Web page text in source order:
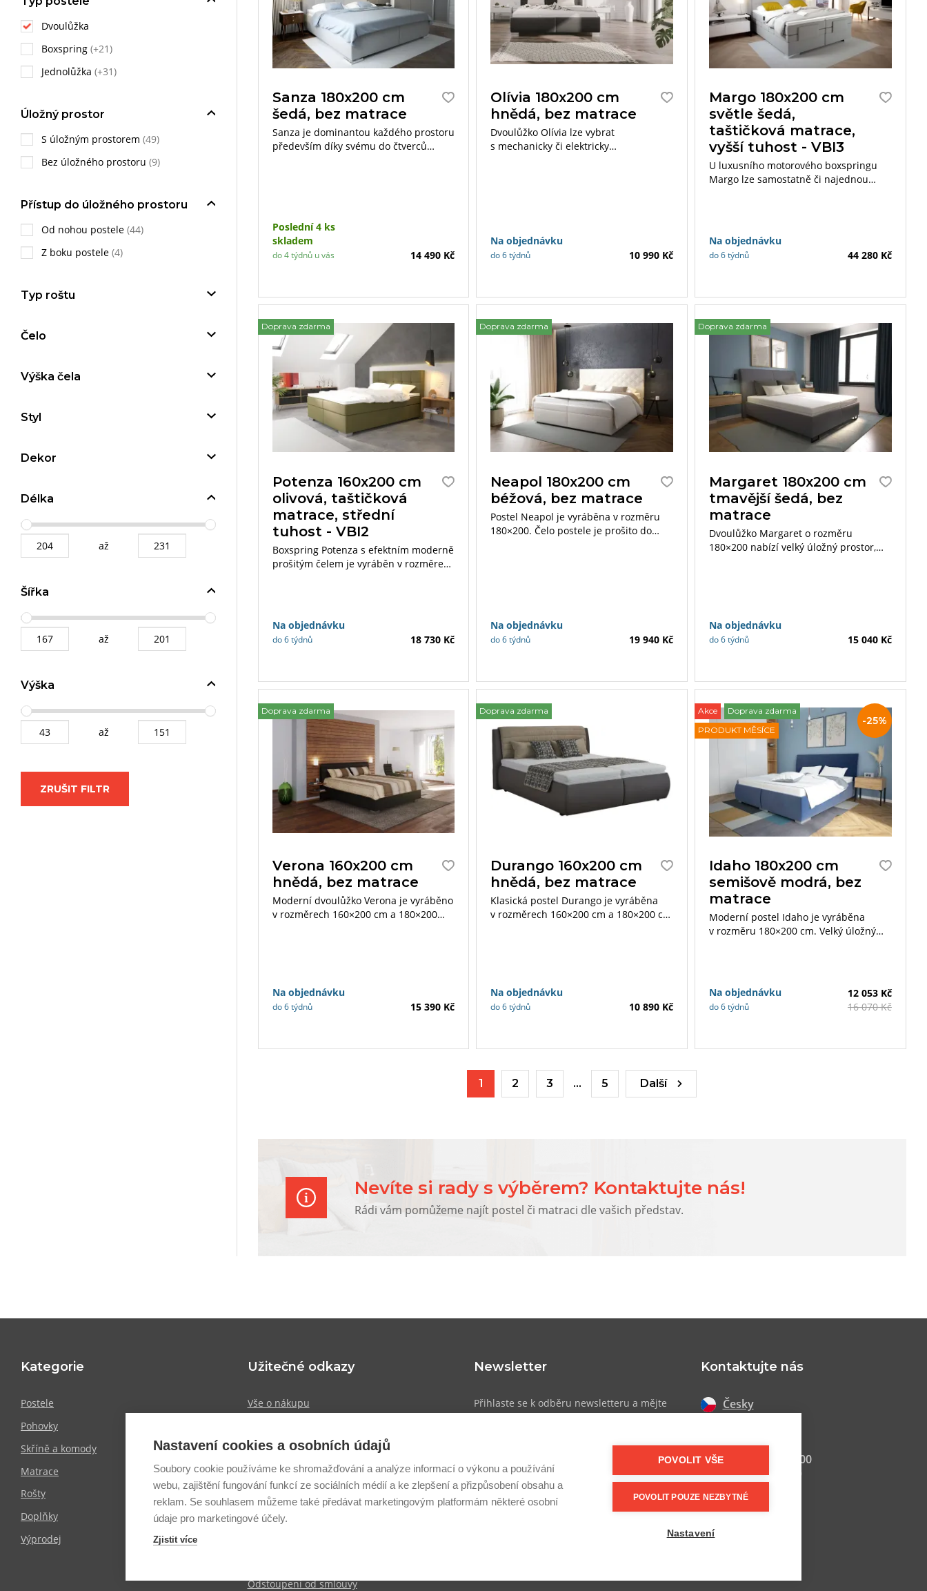
Dvoulůžka
Boxspring (+21)
Jednolůžka (+31)
Úložný prostor
S úložným prostorem (49)
Bez úložného prostoru (9)
Přístup do úložného prostoru
Od nohou postele (44)
Z boku postele (4)
Typ roštu
Čelo
Výška čela
Styl
Dekor
Délka
až
Šířka
až
Výška
až
ZRUŠIT FILTR
Sanza 180x200 cm
šedá, bez matrace
Sanza je dominantou každého prostoru
především díky svému do čtverců
Poslední 4 ks
skladem
do 4 týdnů u vás 14 490 Kč
Olívia 180x200 cm
hnědá, bez matrace
Dvoulůžko Olívia lze vybrat
s mechanicky či elektricky
Na objednávku
do 6 týdnů 10 990 Kč
Margo 180x200 cm
světle šedá,
taštičková matrace,
vyšší tuhost - VBI3
U luxusního motorového boxspringu
Margo lze samostatně či najednou
Na objednávku
do 6 týdnů 44 280 Kč
Doprava zdarma
Potenza 160x200 cm
olivová, taštičková
matrace, střední
tuhost - VBI2
Boxspring Potenza s efektním moderně
prošitým čelem je vyráběn v rozměrech
Na objednávku
do 6 týdnů 18 730 Kč
Doprava zdarma
Neapol 180x200 cm
béžová, bez matrace
Postel Neapol je vyráběna v rozměru
180×200. Čelo postele je prošito do
Na objednávku
do 6 týdnů 19 940 Kč
Doprava zdarma
Margaret 180x200 cm
tmavější šedá, bez
matrace
Dvoulůžko Margaret o rozměru
180×200 nabízí velký úložný prostor,
Na objednávku
do 6 týdnů 15 040 Kč
Doprava zdarma
Verona 160x200 cm
hnědá, bez matrace
Moderní dvoulůžko Verona je vyráběno
v rozměrech 160×200 cm a 180×200
Na objednávku
do 6 týdnů 15 390 Kč
Doprava zdarma
Durango 160x200 cm
hnědá, bez matrace
Klasická postel Durango je vyráběna
v rozměrech 160×200 cm a 180×200 cm
Na objednávku
do 6 týdnů 10 890 Kč
Akce
Doprava zdarma
PRODUKT MĚSÍCE
Idaho 180x200 cm
semišově modrá, bez
matrace
Slevy
akce
-25%
Moderní postel Idaho je vyráběna
v rozměru 180×200 cm. Velký úložný
Na objednávku
do 6 týdnů
12 053 Kč
16 070 Kč
1 2 3 … 5 Další
Nevíte si rady s výběrem? Kontaktujte nás!
Rádi vám pomůžeme najít postel či matraci dle vašich představ.
Kategorie
Postele
Pohovky
Skříně a komody
Matrace
Rošty
Doplňky
Výprodej
Užitečné odkazy
Vše o nákupu
Doprava a platba
Obchodní podmínky
Zpracování osobních údajů
Informace o cookies
Odstoupení od smlouvy
Newsletter
Přihlaste se k odběru newsletteru a mějte
Přihlásit se
Kontaktujte nás
Česky
+420 607 800 100
Po-Pá 9:00–17:00
info@postel.cz
Nastavení cookies a osobních údajů
Soubory cookie používáme ke shromažďování a analýze informací o výkonu a používání
webu, zajištění fungování funkcí ze sociálních médií a ke zlepšení a přizpůsobení obsahu a
reklam. Se souhlasem můžeme také předávat marketingovým platformám některé osobní
údaje pro marketingové účely.
Zjistit více
POVOLIT VŠE
POVOLIT POUZE NEZBYTNÉ
Nastavení